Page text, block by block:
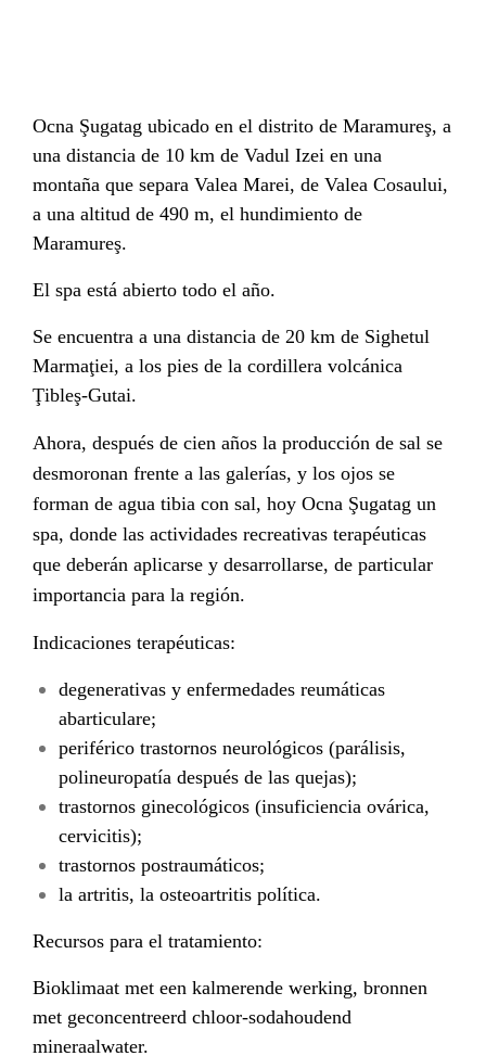
Ocna Şugatag ubicado en el distrito de Maramureş, a
una distancia de 10 km de Vadul Izei en una
montaña que separa Valea Marei, de Valea Cosaului,
a una altitud de 490 m, el hundimiento de
Maramureş.
El spa está abierto todo el año.
Se encuentra a una distancia de 20 km de Sighetul
Marmaţiei, a los pies de la cordillera volcánica
Ţibleş-Gutai.
Ahora, después de cien años la producción de sal se
desmoronan frente a las galerías, y los ojos se
forman de agua tibia con sal, hoy Ocna Şugatag un
spa, donde las actividades recreativas terapéuticas
que deberán aplicarse y desarrollarse, de particular
importancia para la región.
Indicaciones terapéuticas:
degenerativas y enfermedades reumáticas
abarticulare;
periférico trastornos neurológicos (parálisis,
polineuropatía después de las quejas);
trastornos ginecológicos (insuficiencia ovárica,
cervicitis);
trastornos postraumáticos;
la artritis, la osteoartritis política.
Recursos para el tratamiento:
Bioklimaat met een kalmerende werking, bronnen
met geconcentreerd chloor-sodahoudend
mineraalwater.